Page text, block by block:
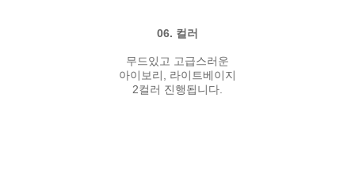
06. 컬러
무드있고 고급스러운
아이보리, 라이트베이지
2컬러 진행됩니다.